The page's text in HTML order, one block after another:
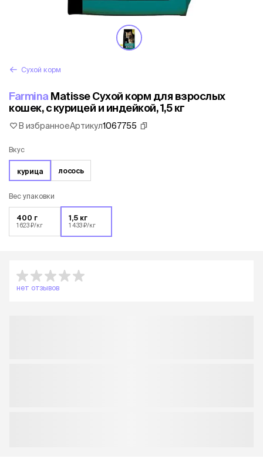
Сухой корм
Farmina Matisse Cухой корм для взрослых
кошек, с курицей и индейкой, 1,5 кг
В избранноеАртикул1067755
Вкус
курица лосось
Вес упаковки
400 г
1 623 ₽/кг
1,5 кг
1 433 ₽/кг
нет отзывов